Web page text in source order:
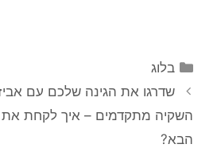
קטגוריות
בלוג
שדרגו את הגינה שלכם עם
השקיה מתקדמים – איך לקחת
הבא?